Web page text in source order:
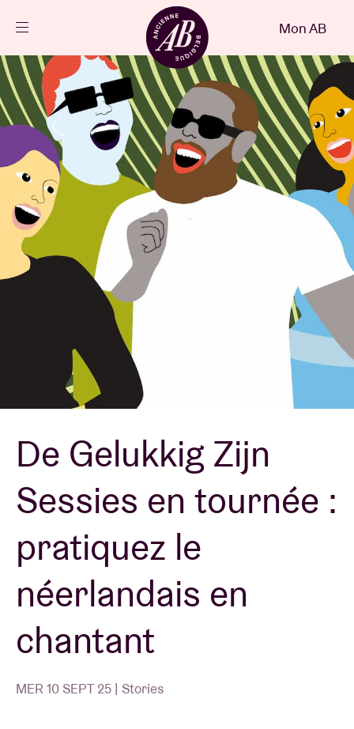
FR
Agenda
Projets
Actualités
Infos visiteurs
AB ❤ you
Location de salles
BRDCST
ABtv
Chèque-concert
À propos de l'AB
Contact
Mon AB
De Gelukkig Zijn
Sessies en tournée :
pratiquez le
néerlandais en
chantant
MER 10 SEPT 25 | Stories